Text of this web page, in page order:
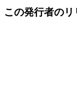
この発行者のリ